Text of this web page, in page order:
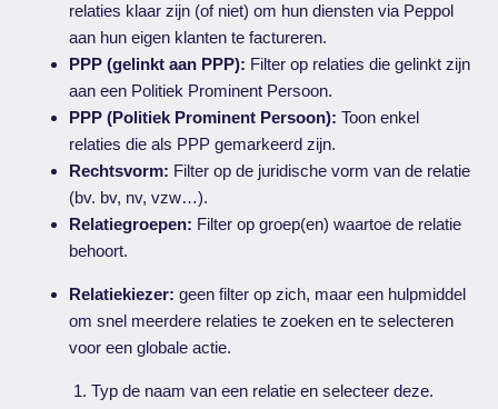
relaties klaar zijn (of niet) om hun diensten via Peppol
aan hun eigen klanten te factureren.
PPP (gelinkt aan PPP): Filter op relaties die gelinkt zijn
aan een Politiek Prominent Persoon.
PPP (Politiek Prominent Persoon): Toon enkel
relaties die als PPP gemarkeerd zijn.
Rechtsvorm: Filter op de juridische vorm van de relatie
(bv. bv, nv, vzw…).
Relatiegroepen: Filter op groep(en) waartoe de relatie
behoort.
Relatiekiezer: geen filter op zich, maar een hulpmiddel
om snel meerdere relaties te zoeken en te selecteren
voor een globale actie.
Typ de naam van een relatie en selecteer deze.